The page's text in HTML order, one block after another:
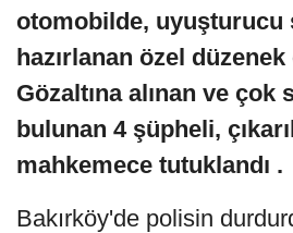
otomobilde, uyuşturucu
hazırlanan özel düzenek
Gözaltına alınan ve çok
bulunan 4 şüpheli,
mahkemece tutuklandı .
Bakırköy'de polisin